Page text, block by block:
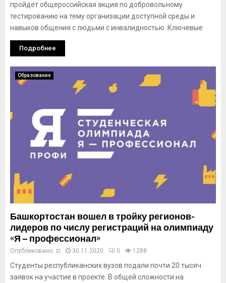
пройдёт общероссийская акция по добровольному
тестированию на тему организации доступной среды и
навыков общения с людьми с инвалидностью. Ключевые
Подробнее
Образование
Башкортостан вошел в тройку регионов-
лидеров по числу регистраций на олимпиаду
«Я – профессионал»
Опубликовано: zi 30.11.2020 0 1288
Студенты республиканских вузов подали почти 20 тысяч
заявок на участие в проекте. В общей сложности на